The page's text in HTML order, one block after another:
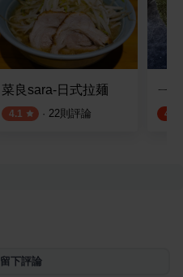
菜良sara-日式拉麺
4.1 · 22則評論
ㄧ
4.8
留下評論